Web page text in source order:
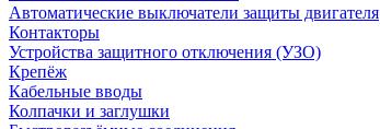
Автоматические выключатели защиты двигателя
Контакторы
Устройства защитного отключения (УЗО)
Крепёж
Кабельные вводы
Колпачки и заглушки